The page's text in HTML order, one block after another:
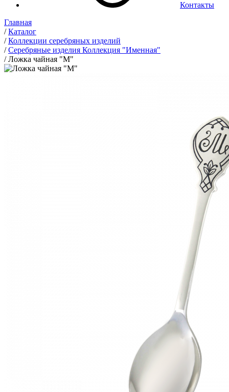
Контакты
Главная
/Каталог
/Коллекции серебряных изделий
/Серебряные изделия Коллекция "Именная"
/Ложка чайная "М"